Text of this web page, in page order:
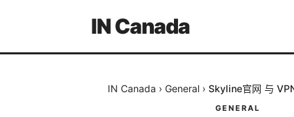
IN Canada
IN Canada › General › Skyline官网 与
GENERAL